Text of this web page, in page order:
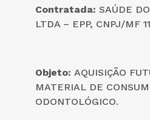
Contratada: SAÚDE
LTDA – EPP, CNPJ/MF
Objeto: AQUISIÇÃO
MATERIAL DE
ODONTOLÓGICO.